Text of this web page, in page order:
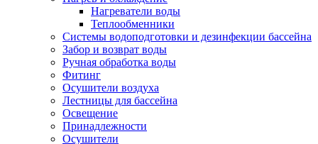
Нагреватели воды
Теплообменники
Системы водоподготовки и дезинфекции бассейна
Забор и возврат воды
Ручная обработка воды
Фитинг
Осушители воздуха
Лестницы для бассейна
Освещение
Принадлежности
Осушители